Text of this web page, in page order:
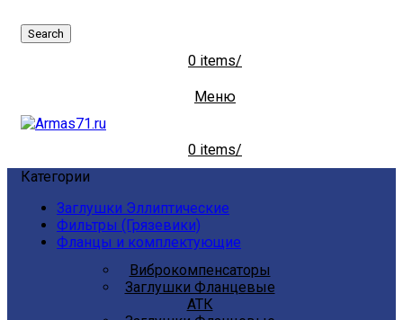
Search
0 items/
Меню
0 items/
Категории
Заглушки Эллиптические
Фильтры (Грязевики)
Фланцы и комплектующие
Виброкомпенсаторы
Заглушки Фланцевые
АТК